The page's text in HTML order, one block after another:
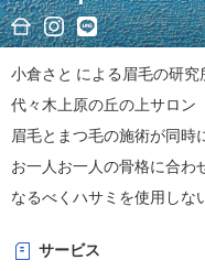
小倉さと による眉毛の研究
代々木上原の丘の上サロン
眉毛とまつ毛の施術が同時
お一人お一人の骨格に合わ
なるべくハサミを使用しな
サービス